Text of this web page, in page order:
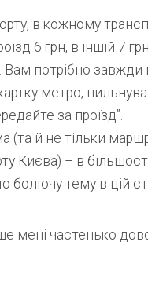
в кожному
6 грн, в іншій 7
Вам потрібно завжди
метро,
за проїзд”.
(та й не тільки
Києва) – в
болючу тему в цій
мені частенько